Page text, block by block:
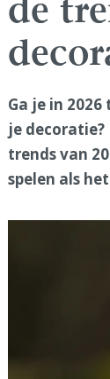
de
Ga je in
je
trends van
spelen als